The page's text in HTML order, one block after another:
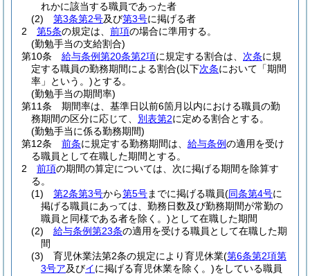
れかに該当する職員であった者
(2)
第3条第2号及び第3号に掲げる者
2
第5条の規定は、 前項の場合に準用する。
(勤勉手当の支給割合)
第10条
給与条例第20条第2項に規定する割合は、 次条に規
定する職員の勤務期間による割合(以下次条において「期間
率」という。)とする。
(勤勉手当の期間率)
第11条
期間率は、基準日以前6箇月以内における職員の勤
務期間の区分に応じて、 別表第2に定める割合とする。
(勤勉手当に係る勤務期間)
第12条
前条に規定する勤務期間は、 給与条例の適用を受け
る職員として在職した期間とする。
2
前項の期間の算定については、次に掲げる期間を除算す
る。
(1)
第2条第3号から第5号までに掲げる職員(同条第4号に
掲げる職員にあっては、勤務日数及び勤務期間が常勤の
職員と同様である者を除く。)として在職した期間
(2)
給与条例第23条の適用を受ける職員として在職した期
間
(3)
育児休業法第2条の規定により育児休業(第6条第2項第
3号ア及びイに掲げる育児休業を除く。)をしている職員